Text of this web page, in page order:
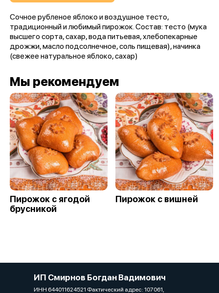
Сочное рубленое яблоко и воздушное тесто,
традиционный и любимый пирожок. Состав: тесто (мука
высшего сорта, сахар, вода питьевая, хлебопекарные
дрожжи, масло подсолнечное, соль пищевая), начинка
(свежее натуральное яблоко, сахар)
Мы рекомендуем
Пирожок с ягодой
брусникой
Пирожок с вишней
ИП Смирнов Богдан Вадимович
ИНН 644011624521 Фактический адрес: 107061,